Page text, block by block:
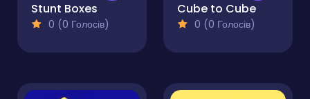
Stunt Boxes
0 (0 Голосів)
Cube to Cube
0 (0 Голосів)